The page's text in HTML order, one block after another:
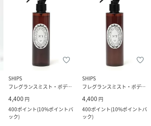
SHIPS
フレグランスミスト・ボディミスト
4,400 円
400ポイント(10%ポイントバ
ック)
SHIPS
フレグランスミスト・ボディミスト
4,400 円
400ポイント(10%ポイントバ
ック)